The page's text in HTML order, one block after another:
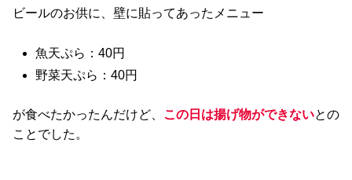
ビールのお供に、壁に貼ってあったメニュー
魚天ぷら：40円
野菜天ぷら：40円
が食べたかったんだけど、 この日は揚げ物ができないとの
ことでした。